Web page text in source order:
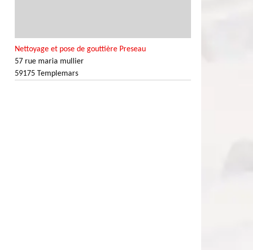
Nettoyage et pose de gouttière Preseau
57 rue maria mullier
59175 Templemars